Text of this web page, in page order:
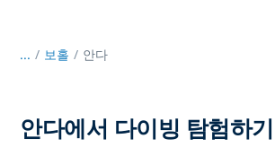
... / 보홀 안다
안다에서 다이빙 탐험하기